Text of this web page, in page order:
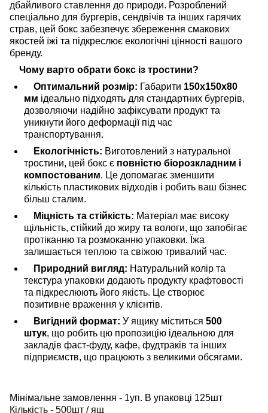
дбайливого ставлення до природи. Розроблений
спеціально для бургерів, сендвічів та інших гарячих
страв, цей бокс забезпечує збереження смакових
якостей їжі та підкреслює екологічні цінності вашого
бренду.
Чому варто обрати бокс із тростини?
Оптимальний розмір: Габарити 150x150x80
мм ідеально підходять для стандартних бургерів,
дозволяючи надійно зафіксувати продукт та
уникнути його деформації під час
транспортування.
Екологічність: Виготовлений з натуральної
тростини, цей бокс є повністю біорозкладним і
компостованим. Це допомагає зменшити
кількість пластикових відходів і робить ваш бізнес
більш сталим.
Міцність та стійкість: Матеріал має високу
щільність, стійкий до жиру та вологи, що запобігає
протіканню та розмоканню упаковки. Їжа
залишається теплою та свіжою тривалий час.
Природний вигляд: Натуральний колір та
текстура упаковки додають продукту крафтовості
та підкреслюють його якість. Це створює
позитивне враження у клієнтів.
Вигідний формат: У ящику міститься 500
штук, що робить цю пропозицію ідеальною для
закладів фаст-фуду, кафе, фудтраків та інших
підприємств, що працюють з великими обсягами.
Мінімальне замовлення - 1уп. В упаковці 125шт
Кількість - 500шт / ящ